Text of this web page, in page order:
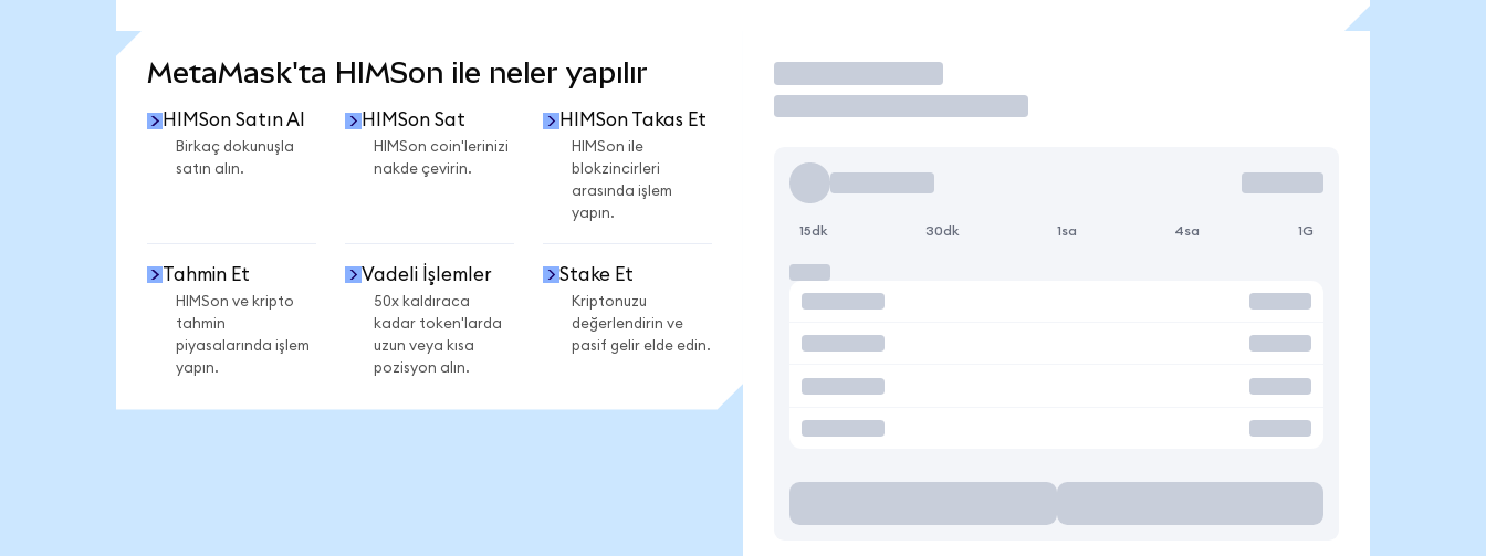
MetaMask'ta HIMSon ile neler yapılır
HIMSon Satın Al
Birkaç dokunuşla
satın alın.
HIMSon Sat
HIMSon coin'lerinizi
nakde çevirin.
HIMSon Takas Et
HIMSon ile
blokzincirleri
arasında işlem
yapın.
Tahmin Et
HIMSon ve kripto
tahmin
piyasalarında işlem
yapın.
Vadeli İşlemler
50x kaldıraca
kadar token'larda
uzun veya kısa
pozisyon alın.
Stake Et
Kriptonuzu
değerlendirin ve
pasif gelir elde edin.
İşlem Yap
15dk 30dk 1sa 4sa 1G